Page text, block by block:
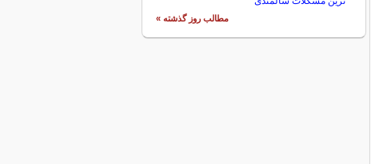
مطالب روز گذشته »